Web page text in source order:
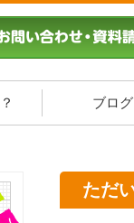
ブログ
ただ